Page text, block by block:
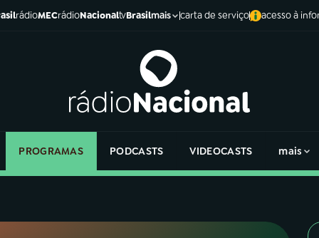
rádioMECrádioNacionaltvBrasilmais carta de serviço acesso à
PROGRAMAS PODCASTS VIDEOCASTS mais